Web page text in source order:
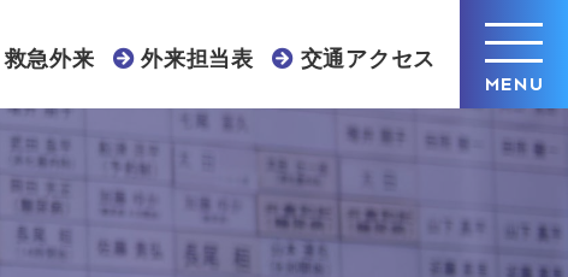
救急外来 外来担当表 交通アクセス
MENU